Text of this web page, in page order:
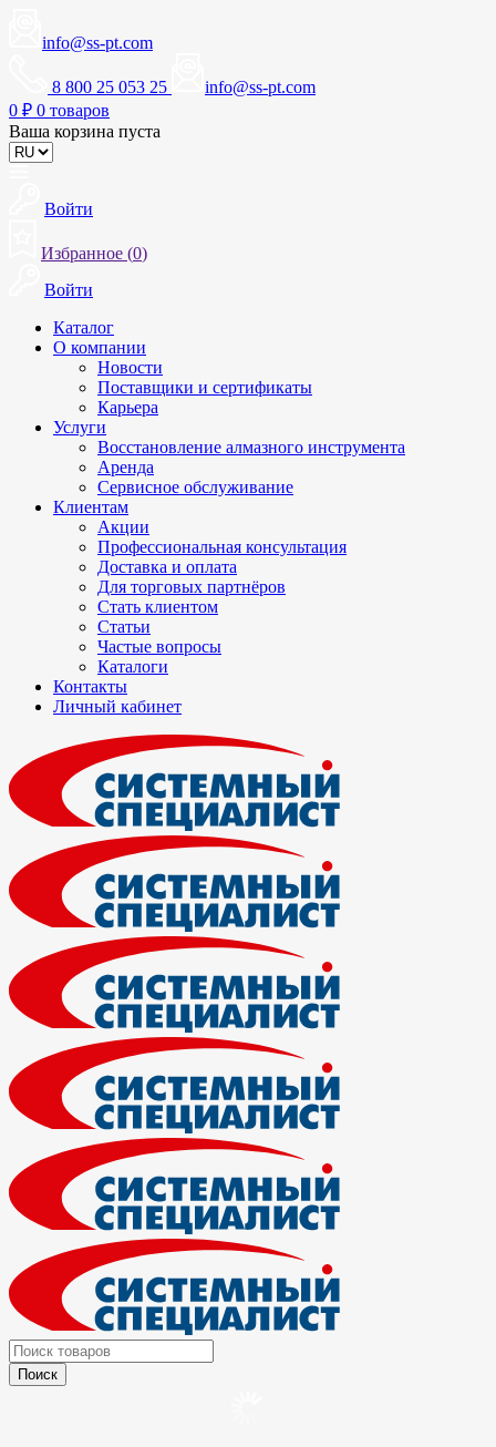
info@ss-pt.com
8 800 25 053 25
info@ss-pt.com
0 ₽ 0 товаров
Ваша корзина пуста
Войти
Избранное (0)
Войти
Каталог
О компании
Новости
Поставщики и сертификаты
Карьера
Услуги
Восстановление алмазного инструмента
Аренда
Сервисное обслуживание
Клиентам
Акции
Профессиональная консультация
Доставка и оплата
Для торговых партнёров
Стать клиентом
Статьи
Частые вопросы
Каталоги
Контакты
Личный кабинет